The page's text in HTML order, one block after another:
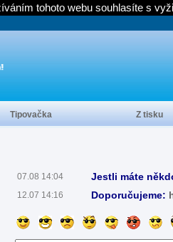
07.08 14:04 Jestli máte
12.07 14:16 Doporučujeme:
Tipovačka Z tisku
tohoto webu souhlasíte s